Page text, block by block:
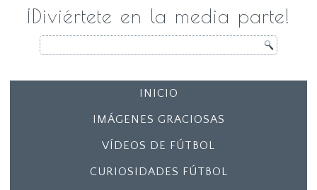
¡Diviértete en la media parte!
INICIO
IMÁGENES GRACIOSAS
VÍDEOS DE FÚTBOL
CURIOSIDADES FÚTBOL